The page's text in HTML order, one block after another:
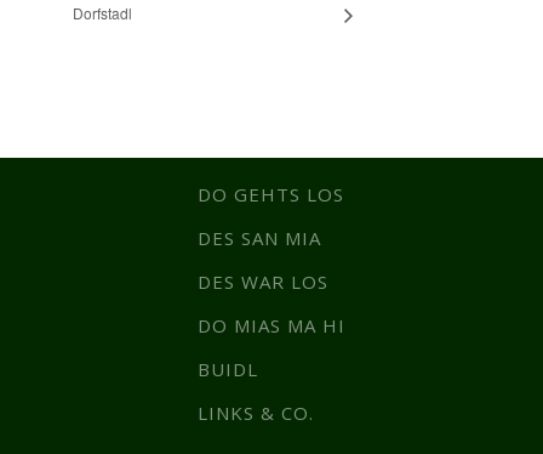
Dorfstadl
DO GEHTS LOS
DES SAN MIA
DES WAR LOS
DO MIAS MA HI
BUIDL
LINKS & CO.